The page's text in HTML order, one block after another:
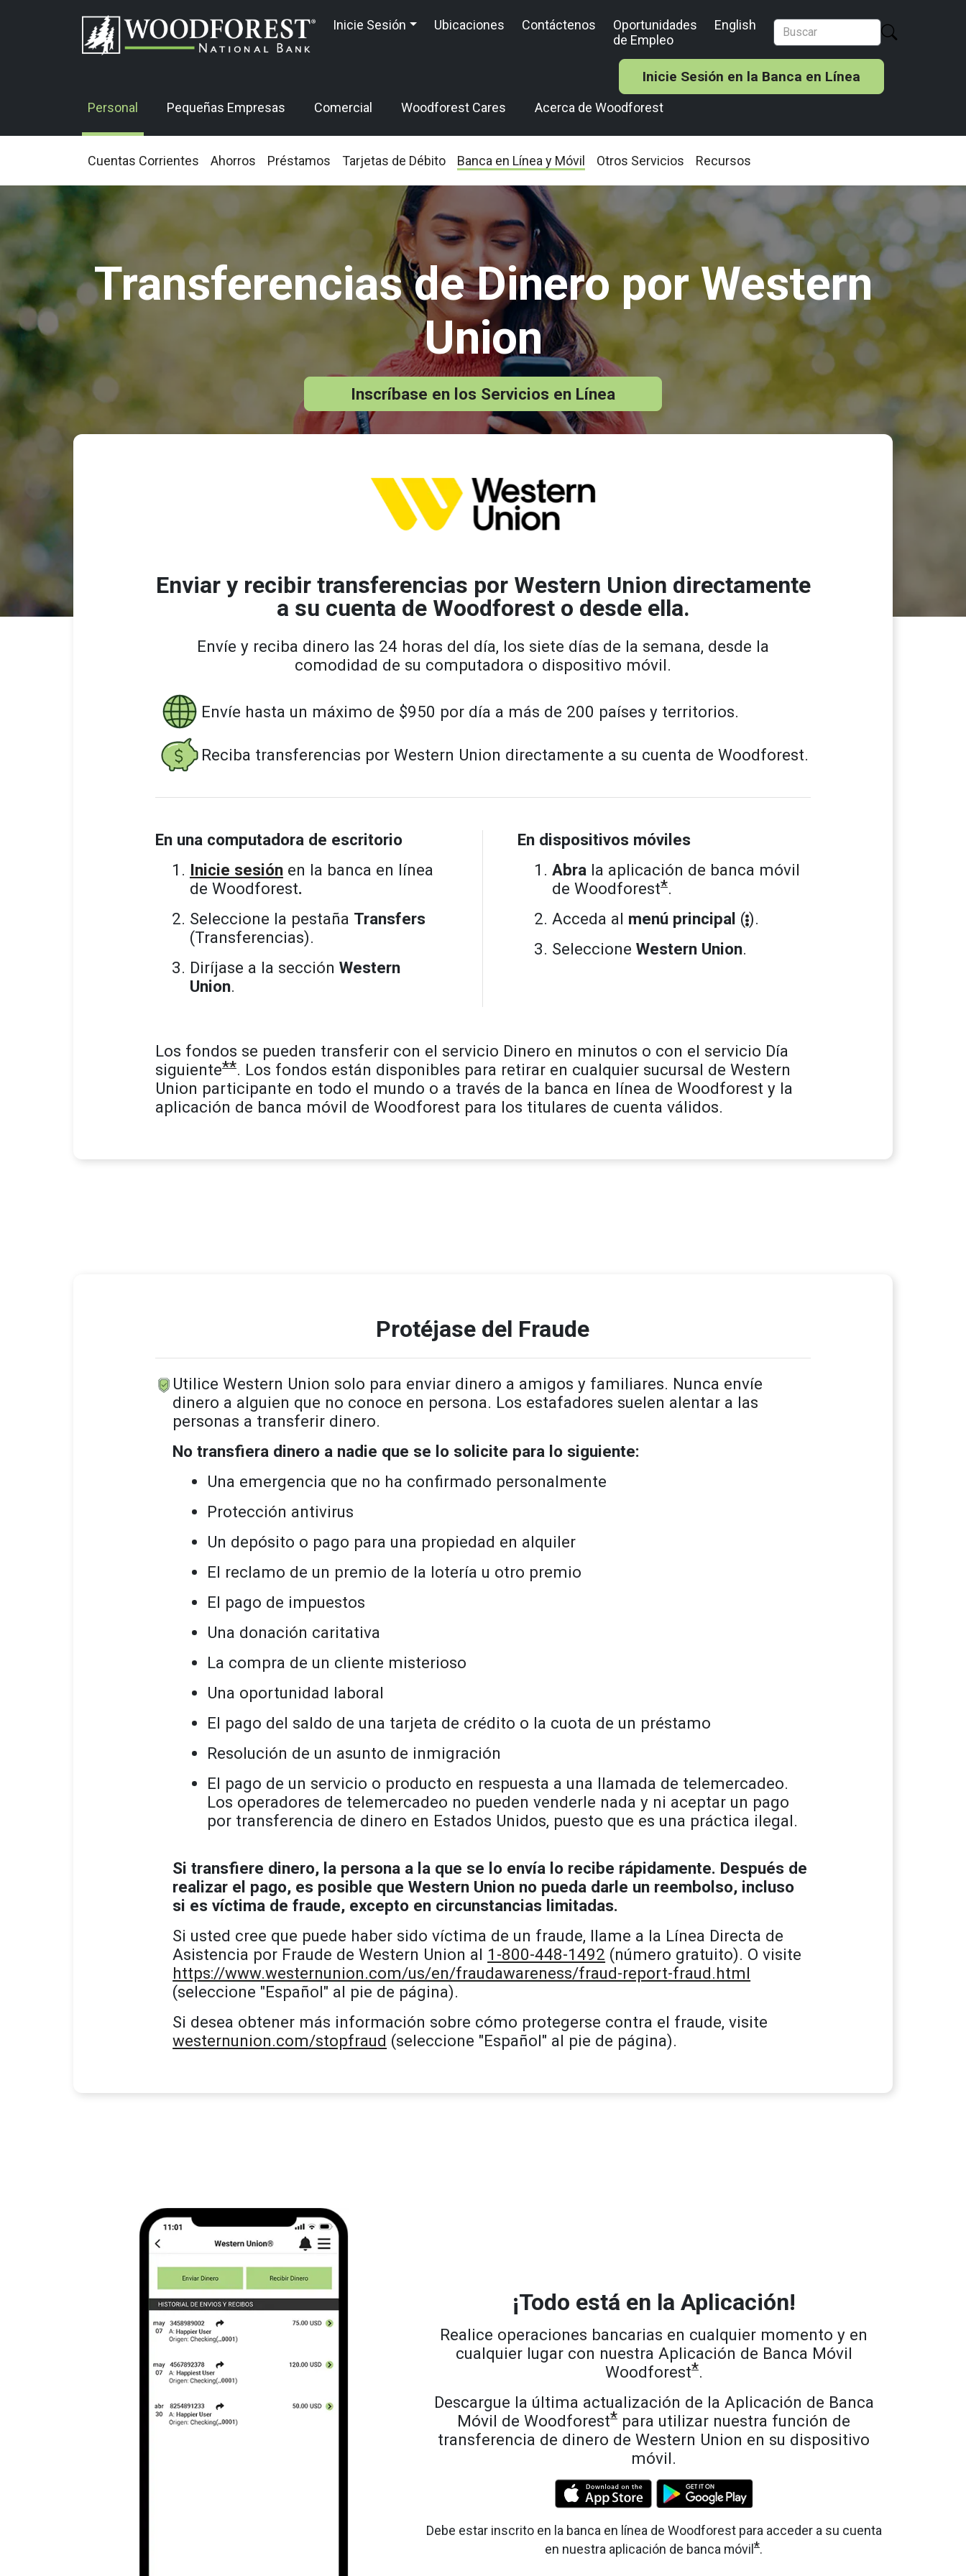
Inicie Sesión Ubicaciones Contáctenos
Oportunidades
de Empleo
English
Inicie Sesión en la Banca en Línea
Personal Pequeñas Empresas Comercial Woodforest Cares Acerca de Woodforest
Cuentas Corrientes Ahorros Préstamos Tarjetas de Débito Banca en Línea y Móvil Otros Servicios Recursos
Transferencias de Dinero por Western
Union
Inscríbase en los Servicios en Línea
Enviar y recibir transferencias por Western Union directamente
a su cuenta de Woodforest o desde ella.
Envíe y reciba dinero las 24 horas del día, los siete días de la semana, desde la
comodidad de su computadora o dispositivo móvil.
Envíe hasta un máximo de $950 por día a más de 200 países y territorios.
Reciba transferencias por Western Union directamente a su cuenta de Woodforest.
En una computadora de escritorio
Inicie sesión en la banca en línea
de Woodforest.
Seleccione la pestaña Transfers
(Transferencias).
Diríjase a la sección Western
Union.
En dispositivos móviles
Abra la aplicación de banca móvil
de Woodforest*.
Acceda al menú principal ().
Seleccione Western Union.
Los fondos se pueden transferir con el servicio Dinero en minutos o con el servicio Día
siguiente**. Los fondos están disponibles para retirar en cualquier sucursal de Western
Union participante en todo el mundo o a través de la banca en línea de Woodforest y la
aplicación de banca móvil de Woodforest para los titulares de cuenta válidos.
Protéjase del Fraude
Utilice Western Union solo para enviar dinero a amigos y familiares. Nunca envíe
dinero a alguien que no conoce en persona. Los estafadores suelen alentar a las
personas a transferir dinero.
No transfiera dinero a nadie que se lo solicite para lo siguiente:
Una emergencia que no ha confirmado personalmente
Protección antivirus
Un depósito o pago para una propiedad en alquiler
El reclamo de un premio de la lotería u otro premio
El pago de impuestos
Una donación caritativa
La compra de un cliente misterioso
Una oportunidad laboral
El pago del saldo de una tarjeta de crédito o la cuota de un préstamo
Resolución de un asunto de inmigración
El pago de un servicio o producto en respuesta a una llamada de telemercadeo.
Los operadores de telemercadeo no pueden venderle nada y ni aceptar un pago
por transferencia de dinero en Estados Unidos, puesto que es una práctica ilegal.
Si transfiere dinero, la persona a la que se lo envía lo recibe rápidamente. Después de
realizar el pago, es posible que Western Union no pueda darle un reembolso, incluso
si es víctima de fraude, excepto en circunstancias limitadas.
Si usted cree que puede haber sido víctima de un fraude, llame a la Línea Directa de
Asistencia por Fraude de Western Union al 1-800-448-1492 (número gratuito). O visite
https://www.westernunion.com/us/en/fraudawareness/fraud-report-fraud.html
(seleccione "Español" al pie de página).
Si desea obtener más información sobre cómo protegerse contra el fraude, visite
westernunion.com/stopfraud (seleccione "Español" al pie de página).
¡Todo está en la Aplicación!
Realice operaciones bancarias en cualquier momento y en
cualquier lugar con nuestra Aplicación de Banca Móvil
Woodforest*.
Descargue la última actualización de la Aplicación de Banca
Móvil de Woodforest* para utilizar nuestra función de
transferencia de dinero de Western Union en su dispositivo
móvil.
Debe estar inscrito en la banca en línea de Woodforest para acceder a su cuenta
en nuestra aplicación de banca móvil *.